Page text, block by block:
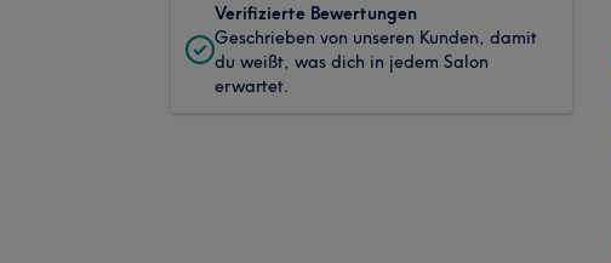
Verifizierte Bewertungen
Geschrieben von unseren Kunden, damit
du weißt, was dich in jedem Salon
erwartet.